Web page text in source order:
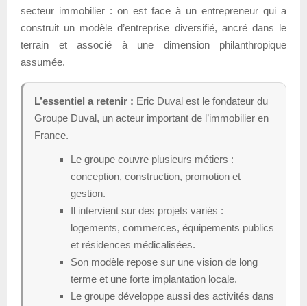
secteur immobilier : on est face à un entrepreneur qui a
construit un modèle d’entreprise diversifié, ancré dans le
terrain et associé à une dimension philanthropique
assumée.
L’essentiel a retenir : Eric Duval est le fondateur du
Groupe Duval, un acteur important de l’immobilier en
France.
Le groupe couvre plusieurs métiers :
conception, construction, promotion et
gestion.
Il intervient sur des projets variés :
logements, commerces, équipements publics
et résidences médicalisées.
Son modèle repose sur une vision de long
terme et une forte implantation locale.
Le groupe développe aussi des activités dans